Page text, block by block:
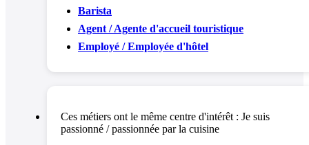
Barista
Agent / Agente d'accueil touristique
Employé / Employée d'hôtel
Ces métiers ont le même centre d'intérêt : Je suis
passionné / passionnée par la cuisine